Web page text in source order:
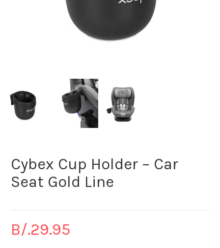
Cybex Cup Holder – Car
Seat Gold Line
B/.29.95